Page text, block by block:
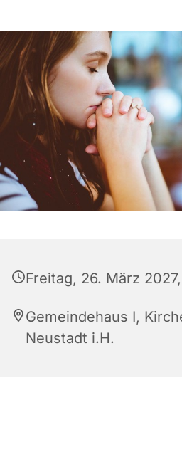
Freitag, 26. März
Gemeindehaus I,
Neustadt i.H.